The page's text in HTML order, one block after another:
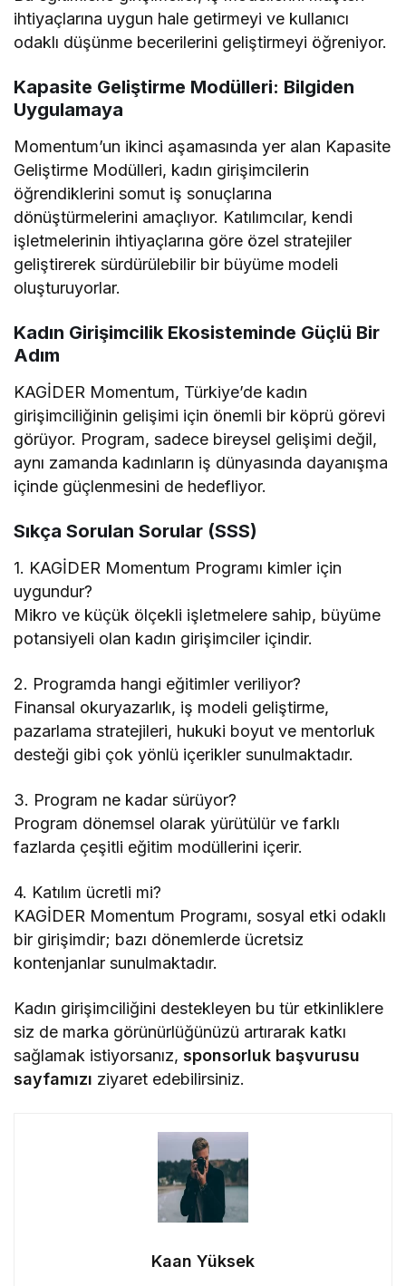
ihtiyaçlarına uygun hale getirmeyi ve kullanıcı
odaklı düşünme becerilerini geliştirmeyi öğreniyor.
Kapasite Geliştirme Modülleri: Bilgiden
Uygulamaya
Momentum’un ikinci aşamasında yer alan Kapasite
Geliştirme Modülleri, kadın girişimcilerin
öğrendiklerini somut iş sonuçlarına
dönüştürmelerini amaçlıyor. Katılımcılar, kendi
işletmelerinin ihtiyaçlarına göre özel stratejiler
geliştirerek sürdürülebilir bir büyüme modeli
oluşturuyorlar.
Kadın Girişimcilik Ekosisteminde Güçlü Bir
Adım
KAGİDER Momentum, Türkiye’de kadın
girişimciliğinin gelişimi için önemli bir köprü görevi
görüyor. Program, sadece bireysel gelişimi değil,
aynı zamanda kadınların iş dünyasında dayanışma
içinde güçlenmesini de hedefliyor.
Sıkça Sorulan Sorular (SSS)
1. KAGİDER Momentum Programı kimler için
uygundur?
Mikro ve küçük ölçekli işletmelere sahip, büyüme
potansiyeli olan kadın girişimciler içindir.
2. Programda hangi eğitimler veriliyor?
Finansal okuryazarlık, iş modeli geliştirme,
pazarlama stratejileri, hukuki boyut ve mentorluk
desteği gibi çok yönlü içerikler sunulmaktadır.
3. Program ne kadar sürüyor?
Program dönemsel olarak yürütülür ve farklı
fazlarda çeşitli eğitim modüllerini içerir.
4. Katılım ücretli mi?
KAGİDER Momentum Programı, sosyal etki odaklı
bir girişimdir; bazı dönemlerde ücretsiz
kontenjanlar sunulmaktadır.
Kadın girişimciliğini destekleyen bu tür etkinliklere
siz de marka görünürlüğünüzü artırarak katkı
sağlamak istiyorsanız,sponsorluk başvurusu
sayfamızı ziyaret edebilirsiniz.
Kaan Yüksek